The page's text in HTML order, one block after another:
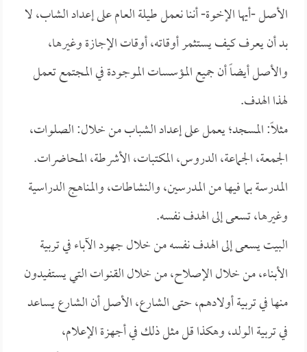
الأصل -أيها الإخوة- أننا نعمل طيلة العام على إعداد الشاب، لا
بد أن يعرف كيف يستثمر أوقاته، أوقات الإجازة وغيرها،
والأصل أيضاً أن جميع المؤسسات الموجودة في المجتمع تعمل
لهذا الهدف.
مثلاً: المسجد؛ يعمل على إعداد الشباب من خلال: الصلوات،
الجمعة، الجماعة، الدروس، المكتبات، الأشرطة، المحاضرات.
المدرسة بما فيها من المدرسين، والنشاطات، والمناهج الدراسية
وغيرها، تسعى إلى الهدف نفسه.
البيت يسعى إلى الهدف نفسه من خلال جهود الآباء في تربية
الأبناء، من خلال الإصلاح، من خلال القنوات التي يستفيدون
منها في تربية أولادهم، حتى الشارع، الأصل أن الشارع يساعد
في تربية الولد، وهكذا قل مثل ذلك في أجهزة الإعلام،